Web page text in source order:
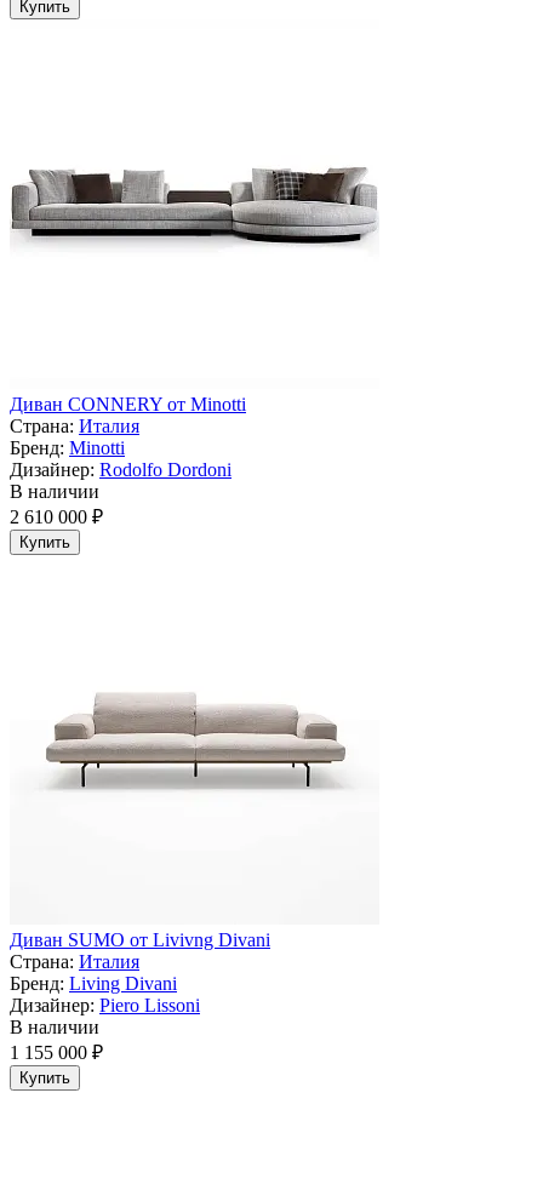
Купить
Диван CONNERY от Minotti
Страна: Италия
Бренд: Minotti
Дизайнер: Rodolfo Dordoni
В наличии
2 610 000 ₽
Купить
Диван SUMO от Livivng Divani
Страна: Италия
Бренд: Living Divani
Дизайнер: Piero Lissoni
В наличии
1 155 000 ₽
Купить